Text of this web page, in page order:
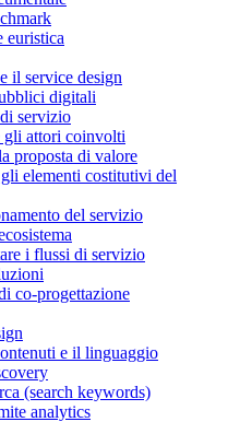
euristica
il service design
digitali
servizio
gli attori coinvolti
proposta di valore
elementi costitutivi del
del servizio
i flussi di servizio
co-progettazione
e il linguaggio
(search keywords)
analytics